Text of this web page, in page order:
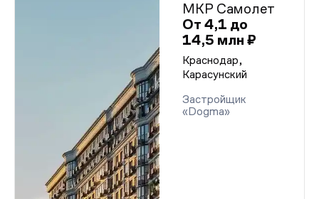
МКР Самолет
От 4,1 до
14,5 млн ₽
Краснодар,
Карасунский
Застройщик
«Dogma»